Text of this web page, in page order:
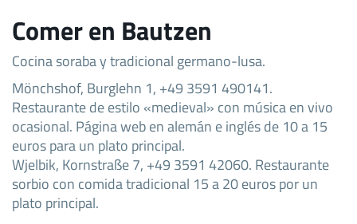
Comer en Bautzen
Cocina soraba y tradicional germano-lusa.
Mönchshof, Burglehn 1, +49 3591 490141.
Restaurante de estilo «medieval» con música en vivo
ocasional. Página web en alemán e inglés de 10 a 15
euros para un plato principal.
Wjelbik, Kornstraße 7, +49 3591 42060. Restaurante
sorbio con comida tradicional 15 a 20 euros por un
plato principal.